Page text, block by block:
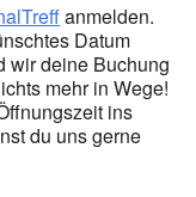
anmelden.
Datum
wir deine Buchung
mehr in Wege!
ins
du uns gerne